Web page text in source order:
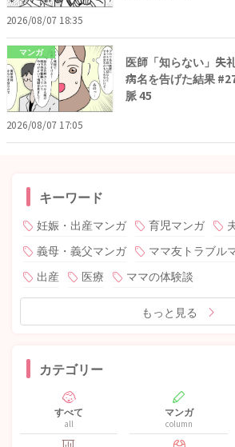
2026/08/07 18:35
マンガ
医師「知らない」失
病名を告げた結果
脈 45
2026/08/07 17:05
キーワード
妊娠・出産マンガ 育児マンガ
義母・義父マンガ
ママ友トラブル
出産
医療 ママの体験談
もっと見る
カテゴリー
すべて
all
マンガ
column